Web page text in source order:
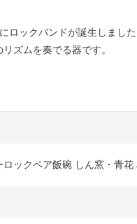
ロックバンドが誕生しました
ズムを奏でる器です。
ックペア飯碗 しん窯・青花